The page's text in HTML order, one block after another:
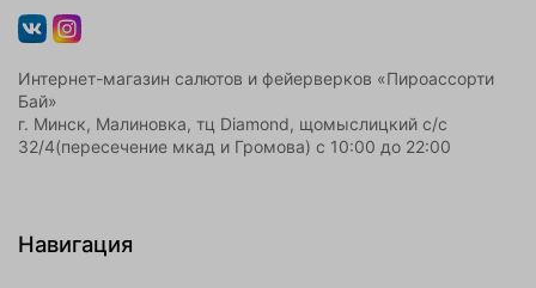
Интернет-магазин салютов и фейерверков «Пироассорти
Бай»
г. Минск, Малиновка, тц Diamond, щомыслицкий с/с
32/4(пересечение мкад и Громова) с 10:00 до 22:00
Навигация